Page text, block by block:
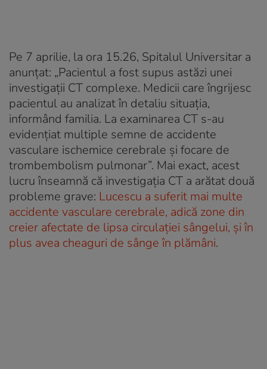
Pe 7 aprilie, la ora 15.26, Spitalul Universitar a
anunțat: „Pacientul a fost supus astăzi unei
investigații CT complexe. Medicii care îngrijesc
pacientul au analizat în detaliu situația,
informând familia. La examinarea CT s-au
evidențiat multiple semne de accidente
vasculare ischemice cerebrale și focare de
trombembolism pulmonar”. Mai exact, acest
lucru înseamnă că investigația CT a arătat două
probleme grave: Lucescu a suferit mai multe
accidente vasculare cerebrale, adică zone din
creier afectate de lipsa circulației sângelui, și în
plus avea cheaguri de sânge în plămâni.